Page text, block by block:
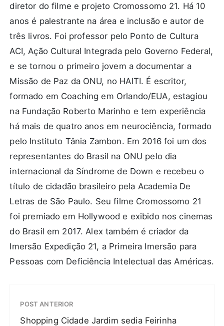
diretor do filme e projeto Cromossomo 21. Há 10
anos é palestrante na área e inclusão e autor de
três livros. Foi professor pelo Ponto de Cultura
ACI, Ação Cultural Integrada pelo Governo Federal,
e se tornou o primeiro jovem a documentar a
Missão de Paz da ONU, no HAITI. É escritor,
formado em Coaching em Orlando/EUA, estagiou
na Fundação Roberto Marinho e tem experiência
há mais de quatro anos em neurociência, formado
pelo Instituto Tânia Zambon. Em 2016 foi um dos
representantes do Brasil na ONU pelo dia
internacional da Síndrome de Down e recebeu o
título de cidadão brasileiro pela Academia De
Letras de São Paulo. Seu filme Cromossomo 21
foi premiado em Hollywood e exibido nos cinemas
do Brasil em 2017. Alex também é criador da
Imersão Expedição 21, a Primeira Imersão para
Pessoas com Deficiência Intelectual das Américas.
POST ANTERIOR
Shopping Cidade Jardim sedia Feirinha